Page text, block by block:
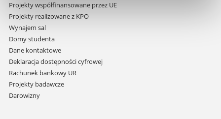
Projekty współfinansowane przez UE
Projekty realizowane z KPO
Wynajem sal
Domy studenta
Dane kontaktowe
Deklaracja dostępności cyfrowej
Rachunek bankowy UR
Projekty badawcze
Darowizny